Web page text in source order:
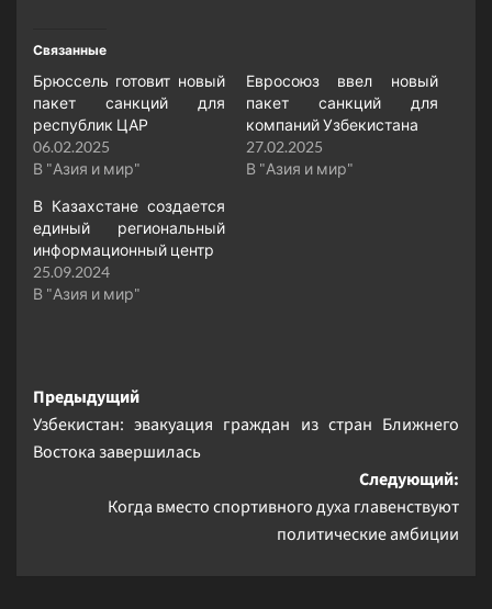
Связанные
Брюссель готовит новый
пакет санкций для
республик ЦАР
06.02.2025
В "Азия и мир"
Евросоюз ввел новый
пакет санкций для
компаний Узбекистана
27.02.2025
В "Азия и мир"
В Казахстане создается
единый региональный
информационный центр
25.09.2024
В "Азия и мир"
Навигация
записи
Предыдущий
Узбекистан: эвакуация граждан из стран Ближнего
Востока завершилась
Следующий:
Когда вместо спортивного духа главенствуют
политические амбиции